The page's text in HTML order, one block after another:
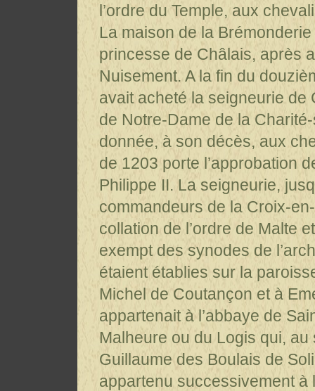
l’ordre du Temple, aux
La maison de la
princesse de Châlais, après
Nuisement. A la fin du
avait acheté la seigneurie
de Notre-Dame de la
donnée, à son décès, aux
de 1203 porte l’approbation
Philippe II. La seigneurie,
commandeurs de la Croix-
collation de l’ordre de Malte
exempt des synodes de
étaient établies sur la
Michel de Coutançon et à
appartenait à l’abbaye de
Malheure ou du Logis qui,
Guillaume des Boulais de
appartenu successivement à